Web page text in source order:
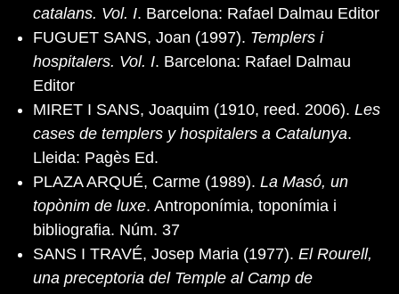
catalans. Vol. I. Barcelona: Rafael Dalmau Editor
FUGUET SANS, Joan (1997). Templers i
hospitalers. Vol. I. Barcelona: Rafael Dalmau
Editor
MIRET I SANS, Joaquim (1910, reed. 2006). Les
cases de templers y hospitalers a Catalunya.
Lleida: Pagès Ed.
PLAZA ARQUÉ, Carme (1989). La Masó, un
topònim de luxe. Antroponímia, toponímia i
bibliografia. Núm. 37
SANS I TRAVÉ, Josep Maria (1977). El Rourell,
una preceptoria del Temple al Camp de